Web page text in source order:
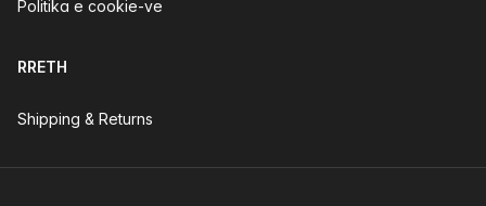
Politika e cookie-ve
RRETH
Shipping & Returns